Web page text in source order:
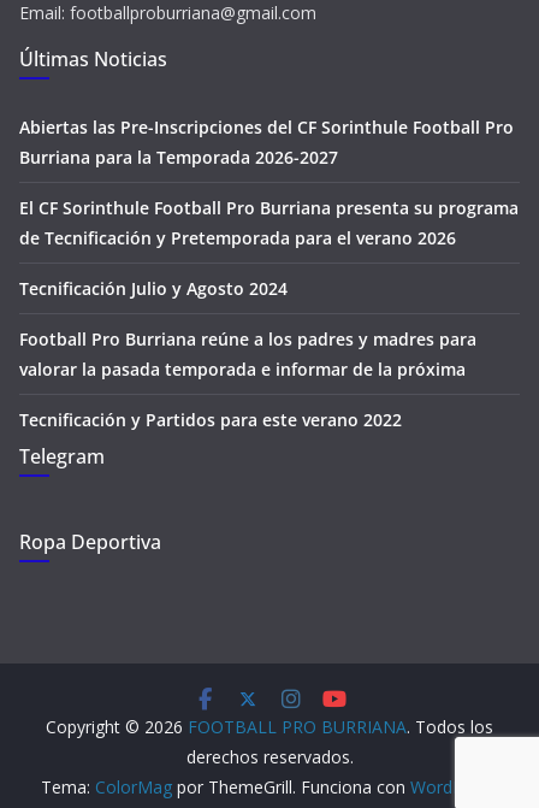
Email: footballproburriana@gmail.com
Últimas Noticias
Abiertas las Pre-Inscripciones del CF Sorinthule Football Pro
Burriana para la Temporada 2026-2027
El CF Sorinthule Football Pro Burriana presenta su programa
de Tecnificación y Pretemporada para el verano 2026
Tecnificación Julio y Agosto 2024
Football Pro Burriana reúne a los padres y madres para
valorar la pasada temporada e informar de la próxima
Tecnificación y Partidos para este verano 2022
Telegram
Ropa Deportiva
Copyright © 2026 FOOTBALL PRO BURRIANA. Todos los
derechos reservados.
Tema: ColorMagpor ThemeGrill. Funciona con WordPress